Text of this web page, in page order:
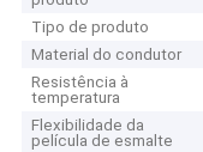
Tipo de produto
Material do condutor
Resistência à
temperatura
Flexibilidade da
película de esmalte